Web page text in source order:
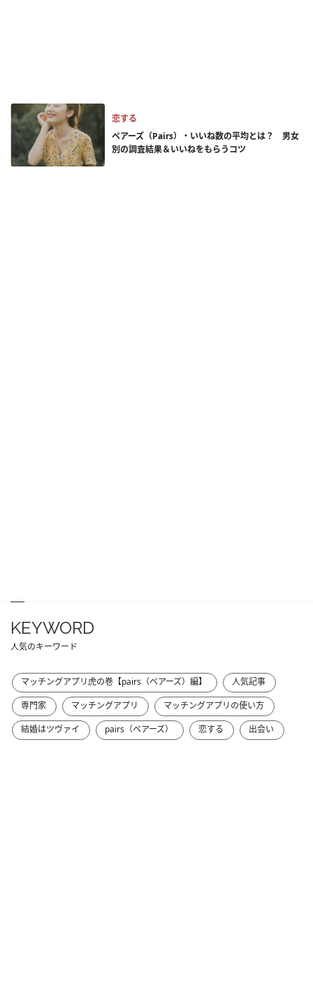
恋する
ペアーズ（Pairs）・いいね数の平均とは？ 男女
別の調査結果＆いいねをもらうコツ
KEYWORD
人気のキーワード
マッチングアプリ虎の巻【pairs（ペアーズ）編】
人気記事
専門家
マッチングアプリ
マッチングアプリの使い方
結婚はツヴァイ
pairs（ペアーズ） 恋する 出会い